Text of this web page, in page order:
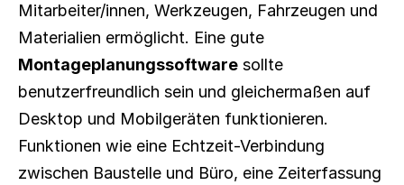
Mitarbeiter/innen, Werkzeugen, Fahrzeugen und
Montageplanungssoftware sollte
benutzerfreundlich sein und gleichermaßen auf
Desktop und Mobilgeräten funktionieren.
Funktionen wie eine Echtzeit-Verbindung
zwischen Baustelle und Büro, eine Zeiterfassung